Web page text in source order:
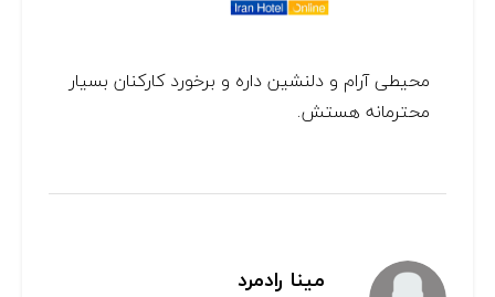
محیطی آرام و دلنشین داره و برخورد کارکنان بسیار
محترمانه هستش.
مینا رادمرد